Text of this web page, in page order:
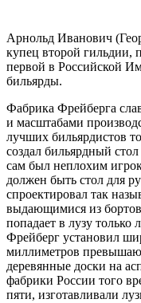
Арнольд Иванович
купец второй гильдии,
первой в Российской
бильярды.
Фабрика Фрейберга
и масштабами
лучших бильярдистов
создал бильярдный
сам был неплохим
должен быть стол для
спроектировал так
выдающимися из
попадает в лузу
Фрейберг установил
миллиметров
деревянные доски на
фабрики России того
пяти, изготавливали